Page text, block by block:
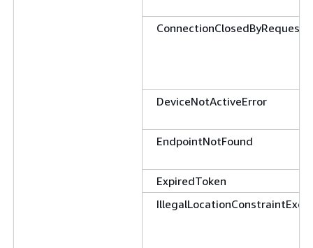
DeviceNotActiveError
EndpointNotFound
ExpiredToken